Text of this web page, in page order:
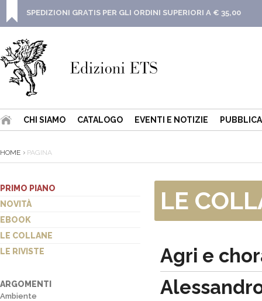
SPEDIZIONI GRATIS PER GLI ORDINI SUPERIORI A € 35,00
CHI SIAMO CATALOGO EVENTI E NOTIZIE
HOME PAGINA
PRIMO PIANO
NOVITÀ
EBOOK
LE COLLANE
LE RIVISTE
ARGOMENTI
Ambiente
LE
Agri e